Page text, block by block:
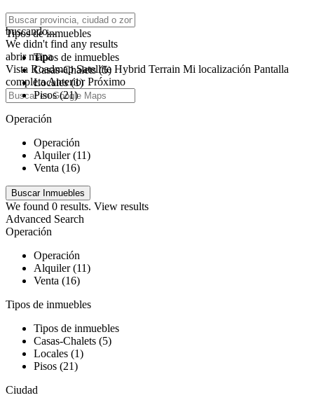
click to enable zoom
buscando...
We didn't find any results
abrir mapa
Vista Roadmap Satellite Hybrid Terrain Mi localización Pantalla
completaAnterior Próximo
Tipos de inmuebles
Tipos de inmuebles
Casas-Chalets (5)
Locales (1)
Pisos (21)
Operación
Operación
Alquiler (11)
Venta (16)
We found 0 results. View results
Advanced Search
Operación
Operación
Alquiler (11)
Venta (16)
Tipos de inmuebles
Tipos de inmuebles
Casas-Chalets (5)
Locales (1)
Pisos (21)
Ciudad